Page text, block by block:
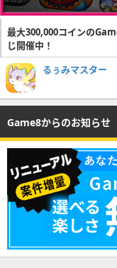
最大300,000コインの
じ開催中！
るぅみマスター
Game8からのお知らせ